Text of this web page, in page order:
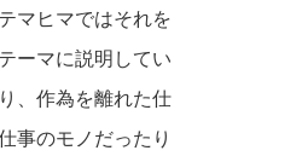
マヒマではそれを
ーマに説明してい
、作為を離れた仕
事のモノだったり